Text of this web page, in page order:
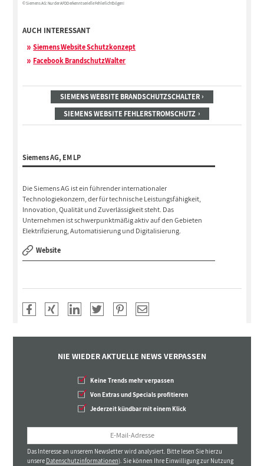
© Siemens AG: Nur der AFDD erkennt serielle Fehlerlichtbögen!
AUCH INTERESSANT
Siemens Website Schutzkonzept
Facebook BrandschutzWalter
SIEMENS WEBSITE BRANDSCHUTZSCHALTER
SIEMENS WEBSITE FEHLERSTROMSCHUTZ
Siemens AG, EM LP
Die Siemens AG ist ein führender internationaler
Technologiekonzern, der für technische Leistungsfähigkeit,
Innovation, Qualität und Zuverlässigkeit steht. Das
Unternehmen ist schwerpunktmäßig aktiv auf den Gebieten
Elektrifizierung, Automatisierung und Digitalisierung.
Website
NIE WIEDER AKTUELLE NEWS VERPASSEN
Keine Trends mehr verpassen
Von Extras und Specials profitieren
Jederzeit kündbar mit einem Klick
Das Interesse an unserem Newsletter wird analysiert. Bitte lesen Sie hierzu
unsere Datenschutzinformationen). Sie können Ihre Einwilligung zur Nutzung